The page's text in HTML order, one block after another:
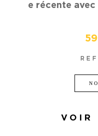
e récente
VOIR